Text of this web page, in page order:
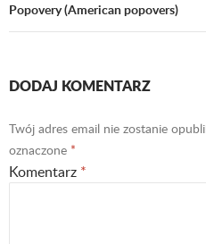
Popovery (American popovers)
DODAJ KOMENTARZ
Twój adres email nie zostanie
oznaczone *
Komentarz *